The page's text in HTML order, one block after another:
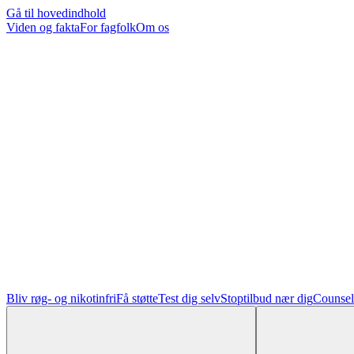
Gå til hovedindhold
Viden og faktaFor fagfolkOm os
Bliv røg- og nikotinfriFå støtteTest dig selvStoptilbud nær dig